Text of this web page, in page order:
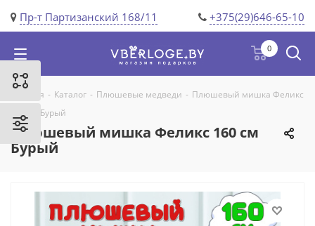
Пр-т Партизанский 168/11 +375(29)646-65-10
0
Главная - Каталог - Плюшевые медведи - Плюшевый мишка Феликс
160 см Бурый
Плюшевый мишка Феликс 160 см
Бурый